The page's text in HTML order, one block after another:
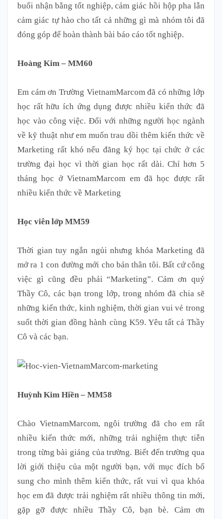
buổi nhận bằng tốt nghiệp, cảm giác hồi hộp pha lẫn
cảm giác tự hào cho tất cả những gì mà nhóm tôi đã
đóng góp để hoàn thành bài báo cáo tốt nghiệp.
Hoàng Kim – MM60
Em cám ơn Trường VietnamMarcom đã có những lớp
học rất hữu ích ứng dụng được nhiều kiến thức đã
học vào công việc. Đối với những người học ngành
về kỹ thuật như em muốn trau dồi thêm kiến thức về
Marketing rất khó nếu đăng ký học tại chức ở các
trường đại học vì thời gian học rất dài. Chỉ hơn 5
tháng học ở VietnamMarcom em đã học được rất
nhiều kiến thức về Marketing
Học viên lớp MM59
Thời gian tuy ngắn ngủi nhưng khóa Marketing đã
mở ra 1 con đường mới cho bản thân tôi. Bất cứ công
việc gì cũng đều phải “Marketing”. Cảm ơn quý
Thầy Cô, các bạn trong lớp, trong nhóm đã chia sẽ
những kiến thức, kinh nghiệm, thời gian vui vẻ trong
suốt thời gian đồng hành cùng K59. Yêu tất cả Thầy
Cô và các bạn.
Huỳnh Kim Hiền – MM58
Chào VietnamMarcom, ngôi trường đã cho em rất
nhiều kiến thức mới, những trải nghiệm thực tiễn
trong từng bài giảng của trường. Biết đến trường qua
lời giới thiệu của một người bạn, với mục đích bổ
sung cho mình thêm kiến thức, rất vui vì qua khóa
học em đã được trải nghiệm rất nhiều thông tin mới,
gặp gỡ được nhiều Thầy Cô, bạn bè. Cảm ơn